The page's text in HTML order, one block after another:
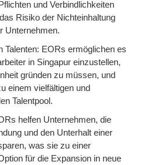
und Verbindlichkeiten
Risiko der Nichteinhaltung
Unternehmen.
Talenten: EORs ermöglichen es
in Singapur einzustellen,
gründen zu müssen, und
einem vielfältigen und
Talentpool.
helfen Unternehmen, die
und den Unterhalt einer
was sie zu einer
für die Expansion in neue